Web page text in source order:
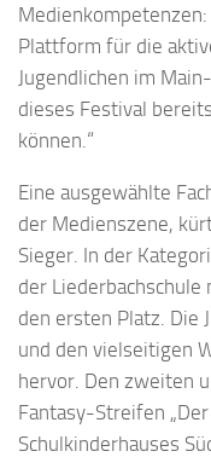
Plattform für die
Jugendlichen im
dieses Festival
können.“
Eine ausgewählte
der Medienszene,
Sieger. In der
der Liederbachschule
den ersten Platz. Die
und den vielseitigen
hervor. Den zweiten
Fantasy-Streifen
Schulkinderhauses